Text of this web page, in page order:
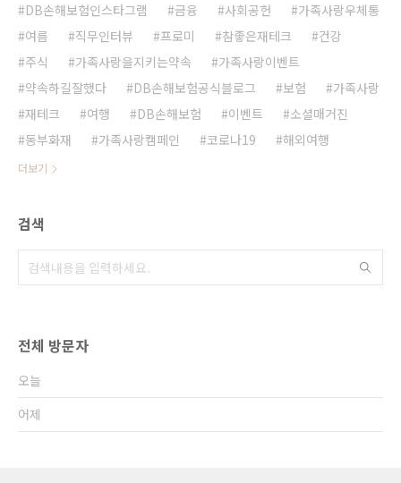
DB손해보험인스타그램
금융 사회공헌
가족사랑우체통
여름
직무인터뷰 프로미 참좋은재테크
건강
주식
가족사랑을지키는약속
가족사랑이벤트
약속하길잘했다
DB손해보험공식블로그 보험
가족사랑
재테크
여행 DB손해보험 이벤트
소셜매거진
동부화재
가족사랑캠페인 코로나19 해외여행
더보기
검색
전체 방문자
오늘
어제